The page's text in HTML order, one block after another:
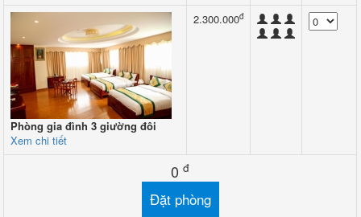
Phòng gia đình 3 giường đôi
Xem chi tiết
2.300.000đ
0đ